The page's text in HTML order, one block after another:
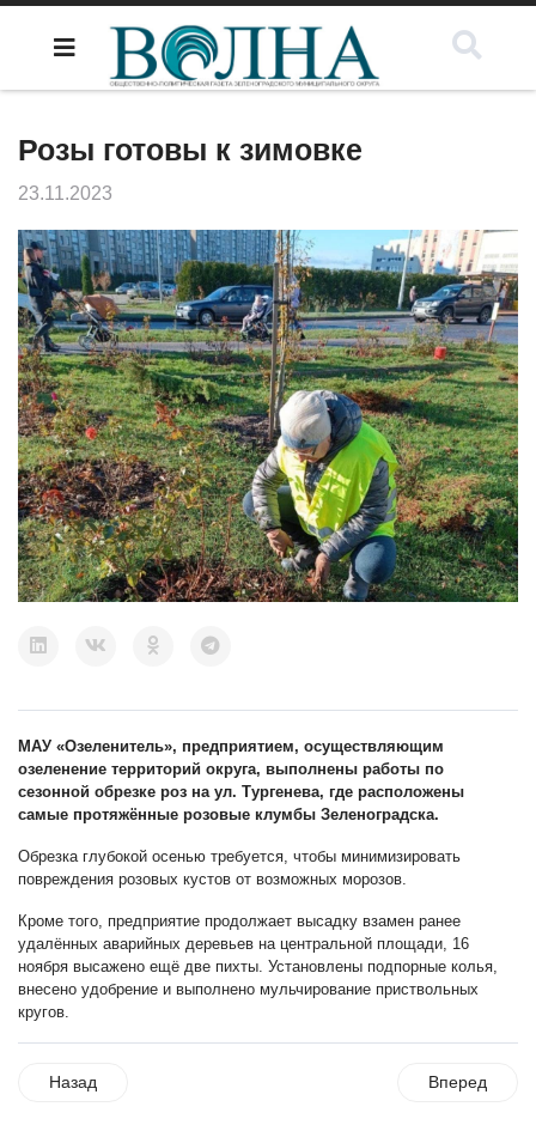
Розы готовы к зимовке
23.11.2023
МАУ «Озеленитель», предприятием, осуществляющим
озеленение территорий округа, выполнены работы по
сезонной обрезке роз на ул. Тургенева, где расположены
самые протяжённые розовые клумбы Зеленоградска.
Обрезка глубокой осенью требуется, чтобы минимизировать
повреждения розовых кустов от возможных морозов.
Кроме того, предприятие продолжает высадку взамен ранее
удалённых аварийных деревьев на центральной площади, 16
ноября высажено ещё две пихты. Установлены подпорные колья,
внесено удобрение и выполнено мульчирование приствольных
кругов.
Назад Вперед